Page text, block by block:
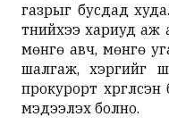
газрыг бусдад
түүнийхээ хариуд
мөнгө авч, мөнгө
шалгаж, хэргийг
прокурорт
мэдээлэх болно.